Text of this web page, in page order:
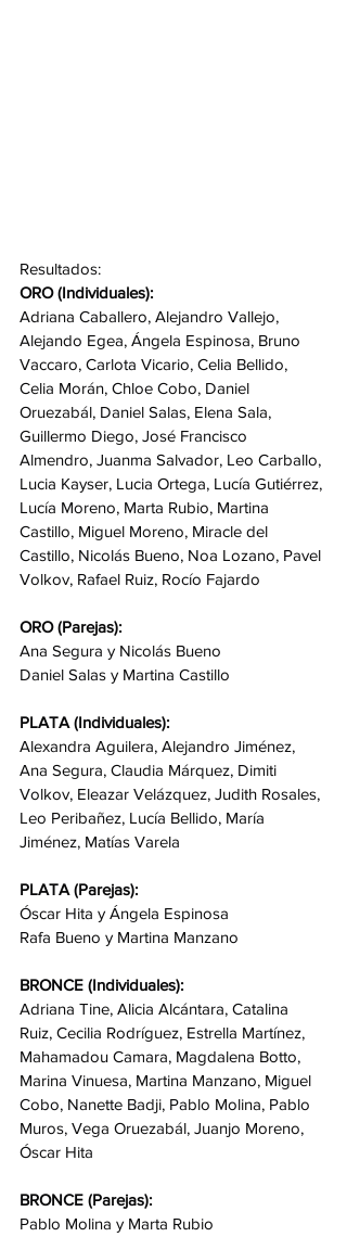
Resultados:
ORO (Individuales):
Adriana Caballero, Alejandro Vallejo,
Alejando Egea, Ángela Espinosa, Bruno
Vaccaro, Carlota Vicario, Celia Bellido,
Celia Morán, Chloe Cobo, Daniel
Oruezabál, Daniel Salas, Elena Sala,
Guillermo Diego, José Francisco
Almendro, Juanma Salvador, Leo Carballo,
Lucia Kayser, Lucia Ortega, Lucía Gutiérrez,
Lucía Moreno, Marta Rubio, Martina
Castillo, Miguel Moreno, Miracle del
Castillo, Nicolás Bueno, Noa Lozano, Pavel
Volkov, Rafael Ruiz, Rocío Fajardo
ORO (Parejas):
Ana Segura y Nicolás Bueno
Daniel Salas y Martina Castillo
PLATA (Individuales):
Alexandra Aguilera, Alejandro Jiménez,
Ana Segura, Claudia Márquez, Dimiti
Volkov, Eleazar Velázquez, Judith Rosales,
Leo Peribañez, Lucía Bellido, María
Jiménez, Matías Varela
PLATA (Parejas):
Óscar Hita y Ángela Espinosa
Rafa Bueno y Martina Manzano
BRONCE (Individuales):
Adriana Tine, Alicia Alcántara, Catalina
Ruiz, Cecilia Rodríguez, Estrella Martínez,
Mahamadou Camara, Magdalena Botto,
Marina Vinuesa, Martina Manzano, Miguel
Cobo, Nanette Badji, Pablo Molina, Pablo
Muros, Vega Oruezabál, Juanjo Moreno,
Óscar Hita
BRONCE (Parejas):
Pablo Molina y Marta Rubio